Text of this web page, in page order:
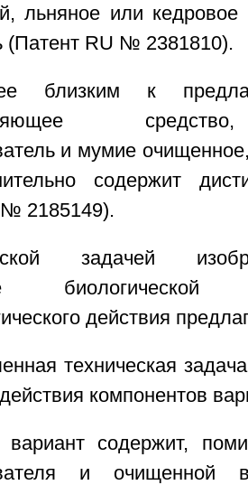
льняное или
(Патент RU № 2381810).
близким к
и мумие
содержит
2185149).
задачей
действия
техническая
компонентов
содержит,
и очищенной